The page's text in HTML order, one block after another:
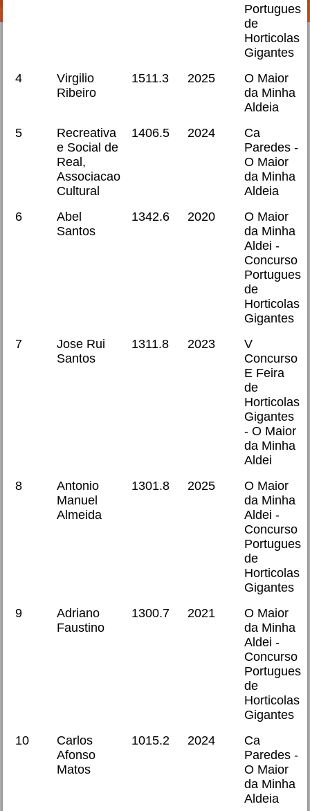
Portugues
de
Horticolas
Gigantes
4
Virgilio
Ribeiro
1511.3 2025
O Maior
da Minha
Aldeia
5
Recreativa
e Social de
Real,
Associacao
Cultural
1406.5 2024
Ca
Paredes -
O Maior
da Minha
Aldeia
6
Abel
Santos
1342.6 2020
O Maior
da Minha
Aldei -
Concurso
Portugues
de
Horticolas
Gigantes
7
Jose Rui
Santos
1311.8 2023
V
Concurso
E Feira
de
Horticolas
Gigantes
- O Maior
da Minha
Aldei
8
Antonio
Manuel
Almeida
1301.8 2025
O Maior
da Minha
Aldei -
Concurso
Portugues
de
Horticolas
Gigantes
9
Adriano
Faustino
1300.7 2021
O Maior
da Minha
Aldei -
Concurso
Portugues
de
Horticolas
Gigantes
10
Carlos
Afonso
Matos
1015.2 2024
Ca
Paredes -
O Maior
da Minha
Aldeia